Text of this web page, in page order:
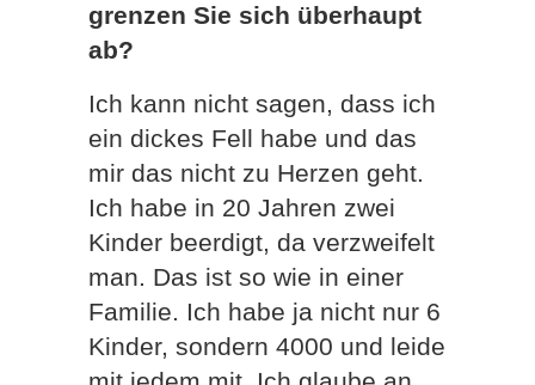
grenzen Sie sich überhaupt
ab?
Ich kann nicht sagen, dass ich
ein dickes Fell habe und das
mir das nicht zu Herzen geht.
Ich habe in 20 Jahren zwei
Kinder beerdigt, da verzweifelt
man. Das ist so wie in einer
Familie. Ich habe ja nicht nur 6
Kinder, sondern 4000 und leide